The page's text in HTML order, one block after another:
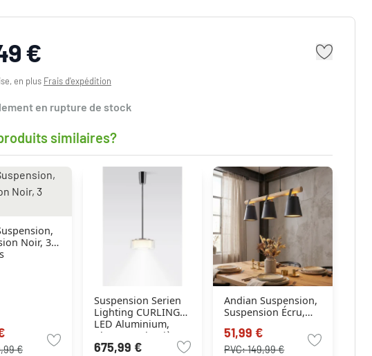
€
en plus Frais d'expédition
en rupture de stock
similaires?
Noir, 3
€
Suspension Serien
Lighting CURLING
LED Aluminium,
Chrome, 1 lumière
675,99 €
Andian Suspension,
Suspension Écru,
51,99 €
PVC:149,99 €